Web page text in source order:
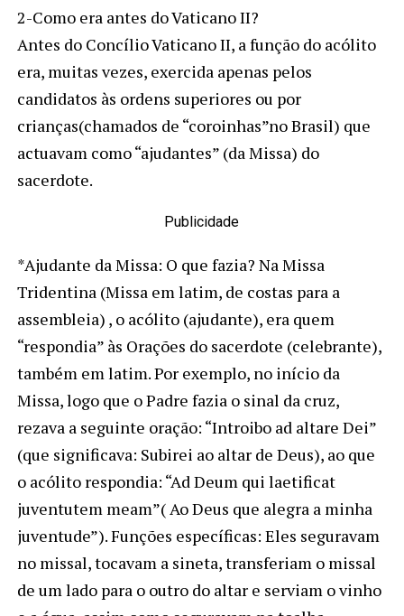
2-Como era antes do Vaticano II?
Antes do Concílio Vaticano II, a função do acólito
era, muitas vezes, exercida apenas pelos
candidatos às ordens superiores ou por
crianças(chamados de “coroinhas”no Brasil) que
actuavam como “ajudantes” (da Missa) do
sacerdote.
Publicidade
*Ajudante da Missa: O que fazia? Na Missa
Tridentina (Missa em latim, de costas para a
assembleia) , o acólito (ajudante), era quem
“respondia” às Orações do sacerdote (celebrante),
também em latim. Por exemplo, no início da
Missa, logo que o Padre fazia o sinal da cruz,
rezava a seguinte oração: “Introibo ad altare Dei”
(que significava: Subirei ao altar de Deus), ao que
o acólito respondia: “Ad Deum qui laetificat
juventutem meam”( Ao Deus que alegra a minha
juventude”). Funções específicas: Eles seguravam
no missal, tocavam a sineta, transferiam o missal
de um lado para o outro do altar e serviam o vinho